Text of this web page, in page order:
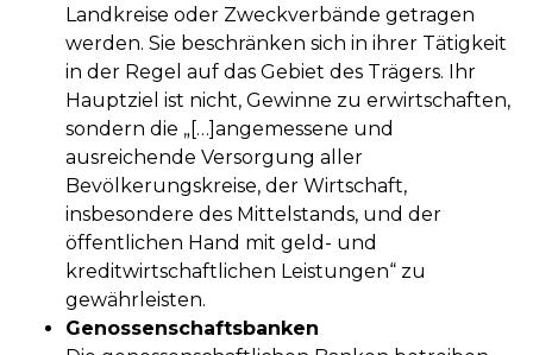
Landkreise oder Zweckverbände getragen
werden. Sie beschränken sich in ihrer Tätigkeit
in der Regel auf das Gebiet des Trägers. Ihr
Hauptziel ist nicht, Gewinne zu erwirtschaften,
sondern die „[…]angemessene und
ausreichende Versorgung aller
Bevölkerungskreise, der Wirtschaft,
insbesondere des Mittelstands, und der
öffentlichen Hand mit geld- und
kreditwirtschaftlichen Leistungen“ zu
gewährleisten.
Genossenschaftsbanken